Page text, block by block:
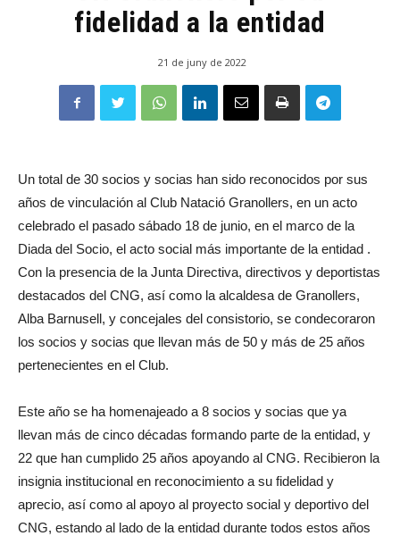
fidelidad a la entidad
21 de juny de 2022
Un total de 30 socios y socias han sido reconocidos por sus
años de vinculación al Club Natació Granollers, en un acto
celebrado el pasado sábado 18 de junio, en el marco de la
Diada del Socio, el acto social más importante de la entidad .
Con la presencia de la Junta Directiva, directivos y deportistas
destacados del CNG, así como la alcaldesa de Granollers,
Alba Barnusell, y concejales del consistorio, se condecoraron
los socios y socias que llevan más de 50 y más de 25 años
pertenecientes en el Club.
Este año se ha homenajeado a 8 socios y socias que ya
llevan más de cinco décadas formando parte de la entidad, y
22 que han cumplido 25 años apoyando al CNG. Recibieron la
insignia institucional en reconocimiento a su fidelidad y
aprecio, así como al apoyo al proyecto social y deportivo del
CNG, estando al lado de la entidad durante todos estos años